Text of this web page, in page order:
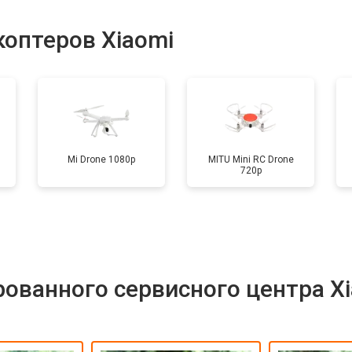
от 60 мин
от 50 мин
от 50 мин
от 90 мин
Xiaomi
Mi Drone 1080p
MITU Mini RC Drone
720p
сервисного центра